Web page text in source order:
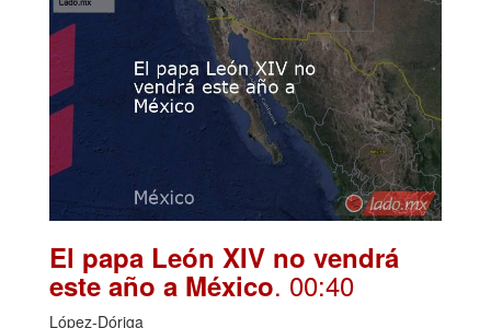
El papa León XIV no vendrá
este año a México. 00:40
López-Dóriga